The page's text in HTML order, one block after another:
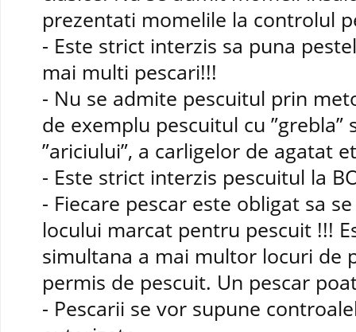
prezentati momelile la controlul
- Este strict interzis sa puna
mai multi pescari!!!
- Nu se admite pescuitul prin
de exemplu pescuitul cu ”grebla”
”ariciului”, a carligelor de agatat
- Este strict interzis pescuitul la
- Fiecare pescar este obligat sa
locului marcat pentru pescuit !!!
simultana a mai multor locuri de
permis de pescuit. Un pescar
- Pescarii se vor supune